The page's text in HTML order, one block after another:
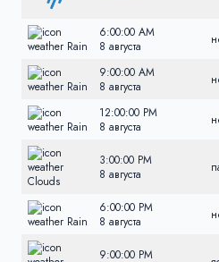
6:00:00 AM
8 августа
9:00:00 AM
8 августа
12:00:00 PM
8 августа
3:00:00 PM
8 августа
6:00:00 PM
8 августа
9:00:00 PM